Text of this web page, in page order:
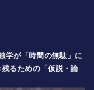
学が「時間の無駄」に
るための「仮説・論